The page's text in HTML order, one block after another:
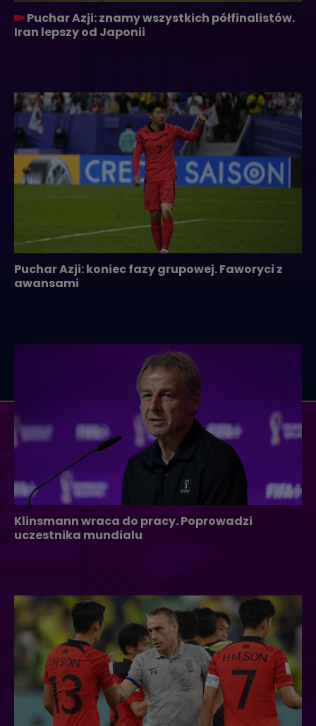
Puchar Azji: znamy wszystkich półfinalistów.
Iran lepszy od Japonii
Puchar Azji: koniec fazy grupowej. Faworyci z
awansami
Klinsmann wraca do pracy. Poprowadzi
uczestnika mundialu